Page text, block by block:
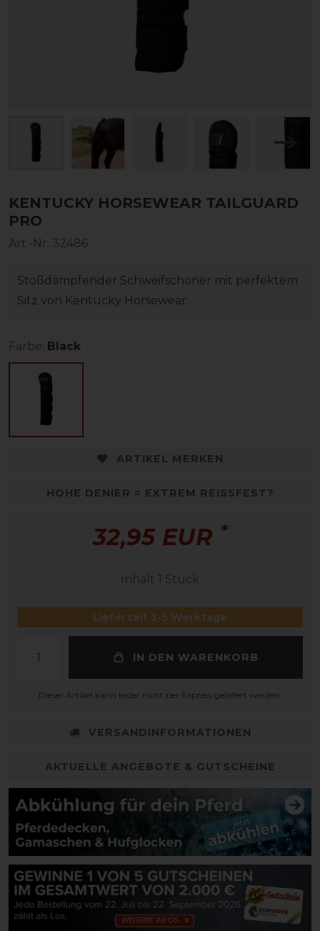
KENTUCKY HORSEWEAR TAILGUARD
PRO
Art.-Nr: 32486
Stoßdämpfender Schweifschoner mit perfektem
Sitz von Kentucky Horsewear
Farbe: Black
ARTIKEL MERKEN
HOHE DENIER = EXTREM REISSFEST?
32,95 EUR *
Inhalt 1 Stück
Lieferzeit 3-5 Werktage
IN DEN WARENKORB
Dieser Artikel kann leider nicht per Express geliefert werden.
VERSANDINFORMATIONEN
AKTUELLE ANGEBOTE & GUTSCHEINE